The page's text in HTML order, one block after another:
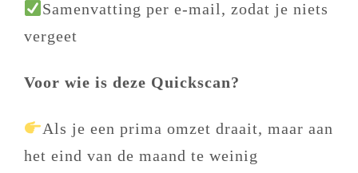
Samenvatting per e-mail, zodat je niets
vergeet
Voor wie is deze Quickscan?
Als je een prima omzet draait, maar aan
het eind van de maand te weinig